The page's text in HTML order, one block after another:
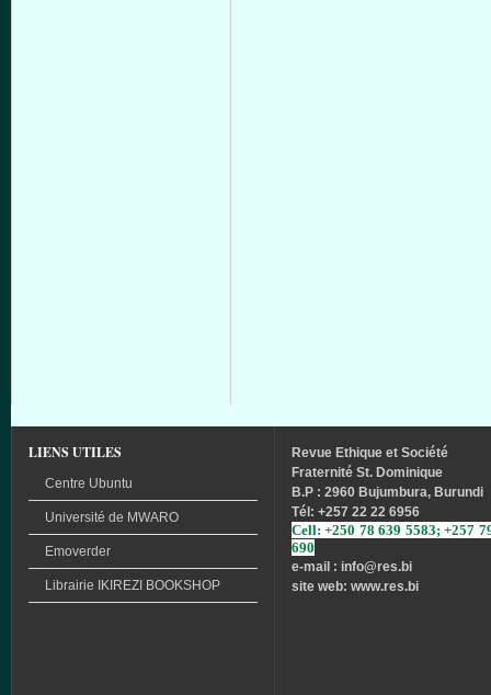
LIENS UTILES
Centre Ubuntu
Université de MWARO
Emoverder
Librairie IKIREZI BOOKSHOP
Revue Ethique et Société
Fraternité St. Dominique
B.P : 2960 Bujumbura, Burundi
Tél : +257 22 22 6956
Cell: +250 78 639 5583; +257
690
e-mail : info@res.bi
site web: www.res.bi